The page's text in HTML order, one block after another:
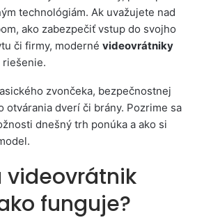
technológiám. Ak uvažujete nad
ako zabezpečiť vstup do svojho
či firmy, moderné videovrátniky
riešenie.
zvončeka, bezpečnostnej
otvárania dverí či brány. Pozrime sa
dnešný trh ponúka a ako si
videovrátnik
funguje?